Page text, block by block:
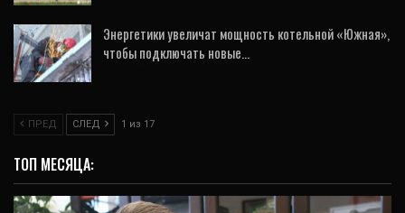
Энергетики увеличат мощность котельной «Южная»,
чтобы подключать новые…
ПРЕД СЛЕД 1 из 17
ТОП МЕСЯЦА: